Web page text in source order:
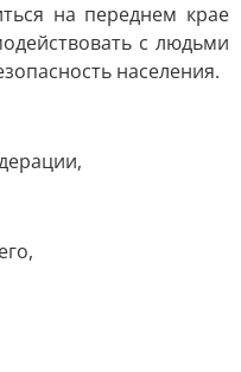
на переднем крае
с людьми
населения.